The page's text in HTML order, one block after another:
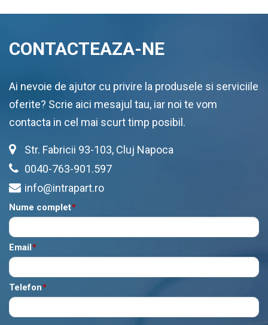
CONTACTEAZA-NE
Ai nevoie de ajutor cu privire la produsele si serviciile
oferite? Scrie aici mesajul tau, iar noi te vom
contacta in cel mai scurt timp posibil.
Str. Fabricii 93-103, Cluj Napoca
0040-763-901.597
info@intrapart.ro
*
Nume complet
*
Email
*
Telefon